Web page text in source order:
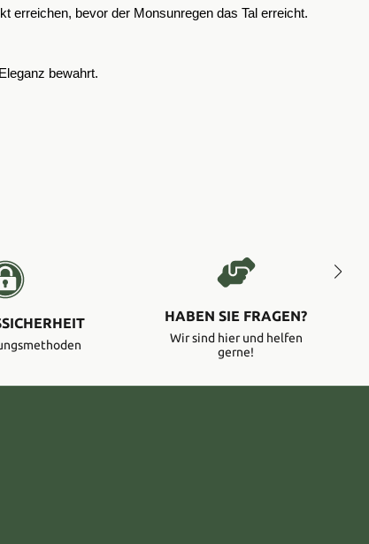
erreichen, bevor der Monsunregen das Tal erreicht.
bewahrt.
HABEN SIE FRAGEN?
Wir sind hier und helfen
gerne!